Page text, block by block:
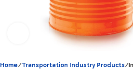
Click to enlarge
Home Transportation Industry Products